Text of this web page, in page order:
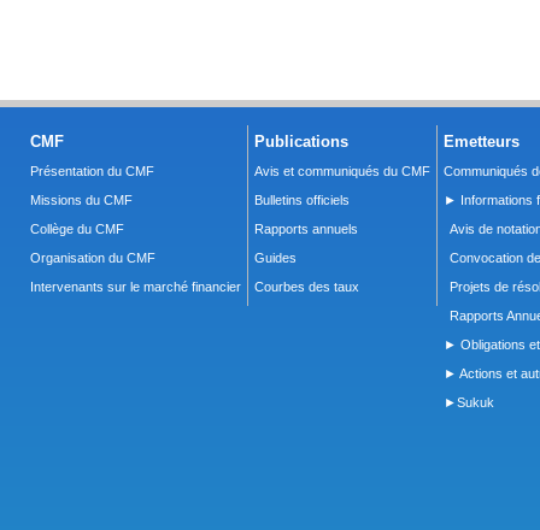
CMF
Présentation du CMF
Missions du CMF
Collège du CMF
Organisation du CMF
Intervenants sur le marché financier
Publications
Avis et communiqués du CMF
Bulletins officiels
Rapports annuels
Guides
Courbes des taux
Emetteurs
Communiqués
► Informations
Avis de
Convocation
Projets de
Rapports
► Obligations
► Actions et
►Sukuk